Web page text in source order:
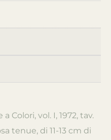
Colori, vol. I, 1972, tav.
tenue, di 11-13 cm di